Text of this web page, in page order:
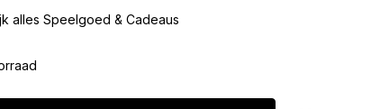
alles Speelgoed & Cadeaus